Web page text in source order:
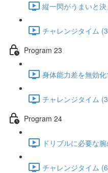
縦一閃がうまいと
チャレンジタイム
Program 23
身体能力差を無効
チャレンジタイム
Program 24
ドリブルに必要な
チャレンジタイム